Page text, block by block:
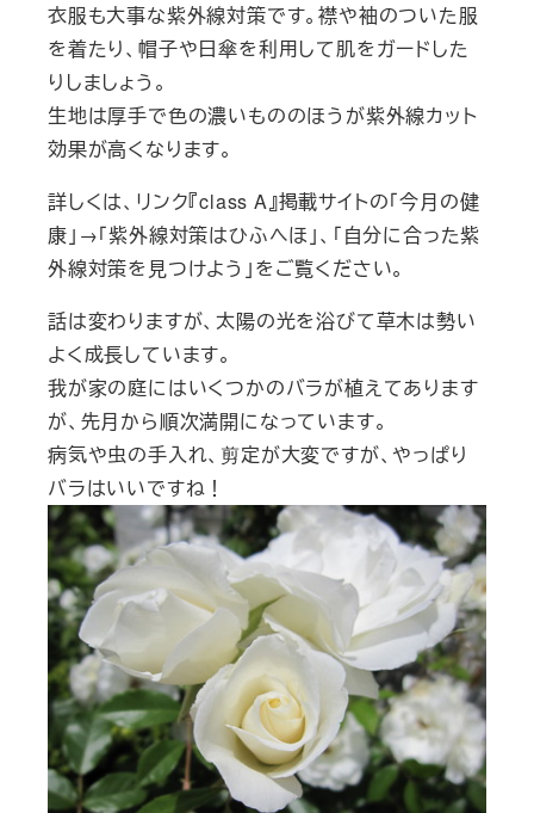
衣服も大事な紫外線対策です。襟や袖のついた服
を着たり、帽子や日傘を利用して肌をガードした
りしましょう。
生地は厚手で色の濃いもののほうが紫外線カット
効果が高くなります。
詳しくは、リンク『class A』掲載サイトの「今月の健
康」→「紫外線対策はひふへほ」、「自分に合った紫
外線対策を見つけよう」をご覧ください。
話は変わりますが、太陽の光を浴びて草木は勢い
よく成長しています。
我が家の庭にはいくつかのバラが植えてあります
が、先月から順次満開になっています。
病気や虫の手入れ、剪定が大変ですが、やっぱり
バラはいいですね！